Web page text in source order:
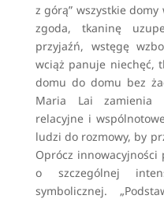
z górą” wszystkie
zgoda, tkaninę
przyjaźń, wstęgę
wciąż panuje niechęć,
domu do domu bez
Maria Lai zamienia
relacyjne i
ludzi do rozmowy, by
Oprócz innowacyjności
o szczególnej
symbolicznej.